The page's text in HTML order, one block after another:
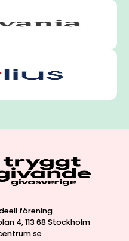
förening
4, 113 68 Stockholm